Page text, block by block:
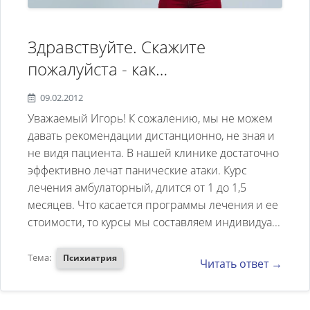
знаю, что этот препарат
вызывает привыкание и я
зависима от него. Пару раз
пыталась постепенно
отказаться от него, но стали
возвращаться панические
атаки.Очень хочу избавиться от
зависимости, так как стала
замечать провалы в памяти,
дерпессивное состояние
сохраняется, а также
тревожность. Можно ли ещё
Здравствуйте. Скажите
пожалуйста - как
самостоятельно то есть самому
справиться с паническими
атаками??? Когда у меня
появляются панические атаки
то в тоже время начинает
болеть в груди = сердце и
повляется боязнь смерти.
Неоднократно вызывал скорою
помощь и мне делали
электрокардиограмму - врачи
09.02.2012
Уважаемый Игорь! К сожалению, мы не можем
давать рекомендации дистанционно, не зная и
не видя пациента. В нашей клинике достаточно
эффективно лечат панические атаки. Курс
лечения амбулаторный, длится от 1 до 1,5
месяцев. Что касается программы лечения и ее
стоимости, то курсы мы составляем индивидуа...
Тема: Психиатрия Читать ответ →